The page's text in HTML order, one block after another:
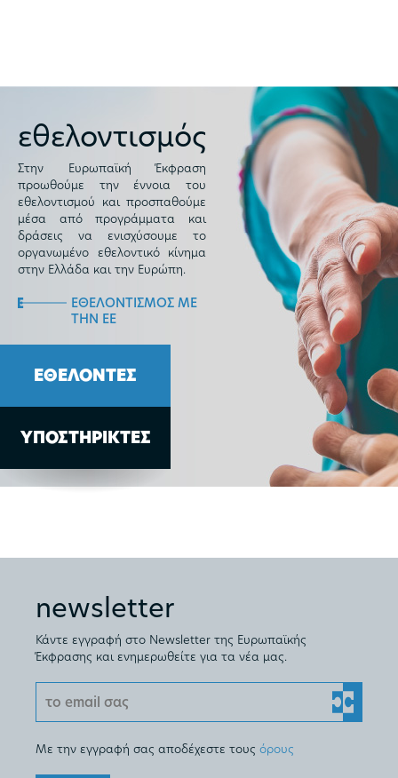
εθελοντισμός
Στην Ευρωπαϊκή Έκφραση
προωθούμε την έννοια του
εθελοντισμού και προσπαθούμε
μέσα από προγράμματα και
δράσεις να ενισχύσουμε το
οργανωμένο εθελοντικό κίνημα
στην Ελλάδα και την Ευρώπη.
ΕΘΕΛΟΝΤΙΣΜΟΣ ΜΕ
ΤΗΝ ΕΕ
ΕΘΕΛΟΝΤΕΣ
ΥΠΟΣΤΗΡΙΚΤΕΣ
newsletter
Κάντε εγγραφή στο Newsletter της Ευρωπαϊκής
Έκφρασης και ενημερωθείτε για τα νέα μας.
Με την εγγραφή σας αποδέχεστε τους όρους